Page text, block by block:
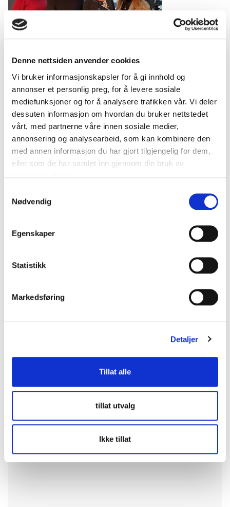
Denne nettsiden anvender cookies
Vi bruker informasjonskapsler for å gi innhold og
annonser et personlig preg, for å levere sosiale
mediefunksjoner og for å analysere trafikken vår. Vi deler
dessuten informasjon om hvordan du bruker nettstedet
vårt, med partnerne våre innen sosiale medier,
annonsering og analysearbeid, som kan kombinere den
med annen informasjon du har gjort tilgjengelig for dem,
eller som de har samlet inn gjennom din bruk av
Nødvendig
Egenskaper
Statistikk
Markedsføring
Detaljer
Tillat alle
tillat utvalg
Ikke tillat
Fv.: Liv Heidi Brattås-Remo, daglig leder på Legevakta i
Drammen som er samarbeidspartner i prosjektet, Hans-
Christian Platou, prosjektleder, Ellen Staknes,
Sykehusinnkjøp, som leder arbeidet med
konkurransegrunnlaget og Camilla Helgesen,
prosjektkoordinator, ønsker innspill for å få det beste
utgangspunktet for et godt resultat til slutt!
Anskaffelsen knyttet til nyheten
Akuttmedisinsk
(AMK)
Legg igjen en kommentar
Din e-postadresse vil ikke bli publisert.
er merket med*